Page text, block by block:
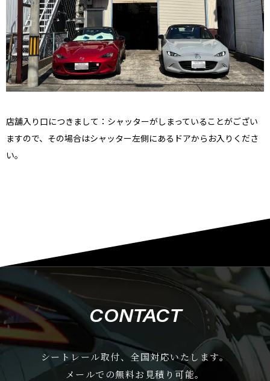
店舗入り口につきまして：シャッターがしまっていることがござい
ますので、その場合はシャッター左側にあるドアからお入りくださ
い。
CONTACT
シートレール取付、全国対応いたします。
メールでの無料お見積り可能。